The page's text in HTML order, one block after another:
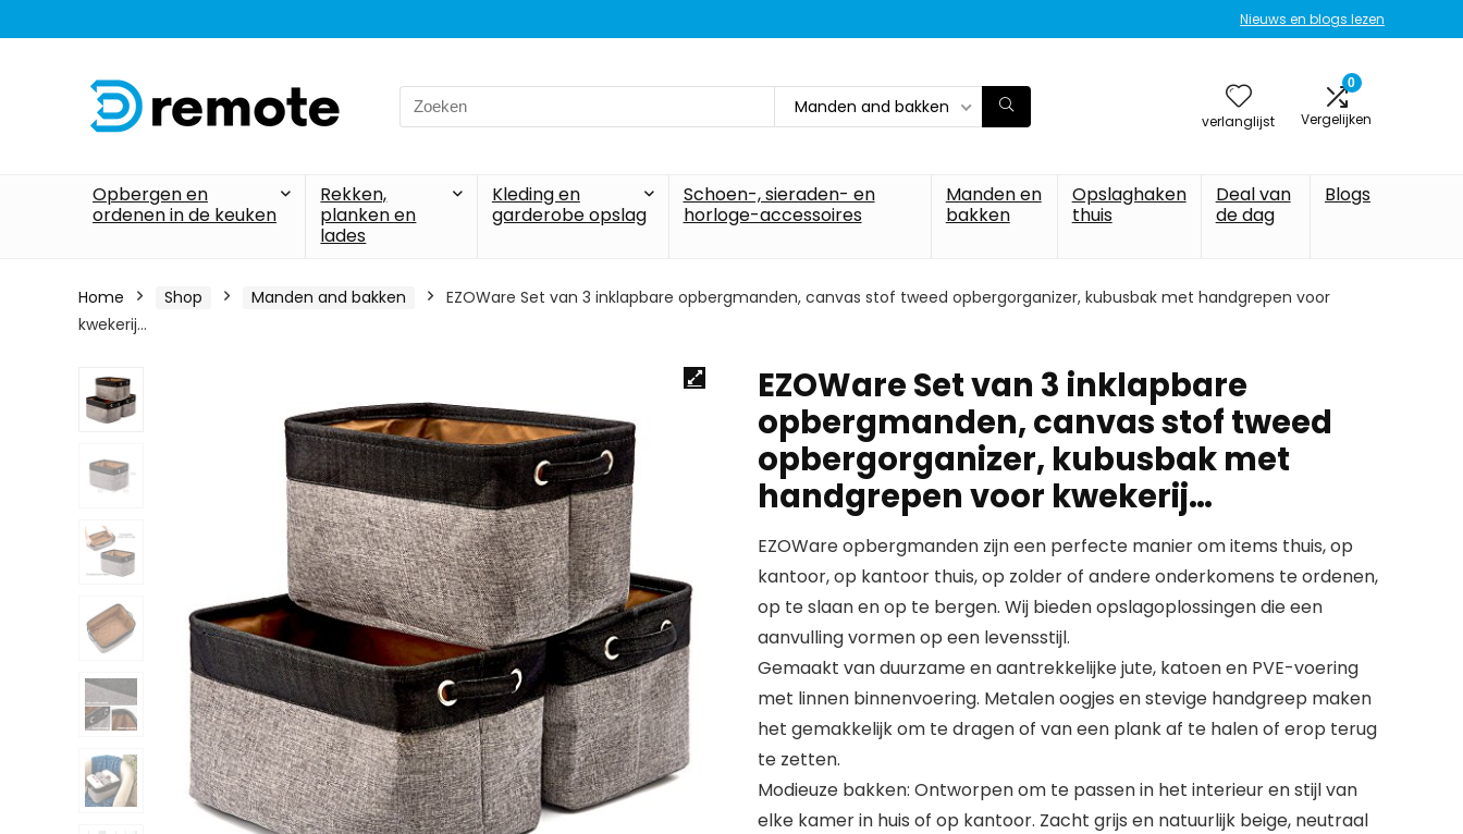
Nieuws en blogs lezen
Search
for:
Manden and bakken
verlanglijst
0
Vergelijken
Opbergen en
ordenen in de keuken
Rekken,
planken en
lades
Kleding en
garderobe opslag
Schoen-, sieraden- en
horloge-accessoires
Manden en
bakken
Opslaghaken
thuis
Deal van
de dag
Blogs
Home Shop Manden and bakken
EZOWare Set van 3 inklapbare opbergmanden, canvas stof tweed opbergorganizer, kubusbak met handgrepen voor
kwekerij…
EZOWare Set van 3 inklapbare
opbergmanden, canvas stof tweed
opbergorganizer, kubusbak met
handgrepen voor kwekerij…
EZOWare opbergmanden zijn een perfecte manier om items thuis, op
kantoor, op kantoor thuis, op zolder of andere onderkomens te ordenen,
op te slaan en op te bergen. Wij bieden opslagoplossingen die een
aanvulling vormen op een levensstijl.
Gemaakt van duurzame en aantrekkelijke jute, katoen en PVE-voering
met linnen binnenvoering. Metalen oogjes en stevige handgreep maken
het gemakkelijk om te dragen of van een plank af te halen of erop terug
te zetten.
Modieuze bakken: Ontworpen om te passen in het interieur en stijl van
elke kamer in huis of op kantoor. Zacht grijs en natuurlijk beige, neutraal